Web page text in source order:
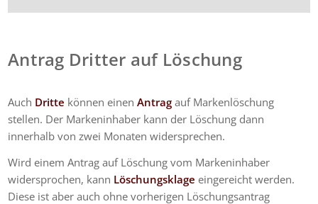
Antrag Dritter auf Löschung
Auch Dritte können einenAntrag auf Markenlöschung
stellen. Der Markeninhaber kann der Löschung dann
innerhalb von zwei Monaten widersprechen.
Wird einem Antrag auf Löschung vom Markeninhaber
widersprochen, kann Löschungsklage eingereicht werden.
Diese ist aber auch ohne vorherigen Löschungsantrag